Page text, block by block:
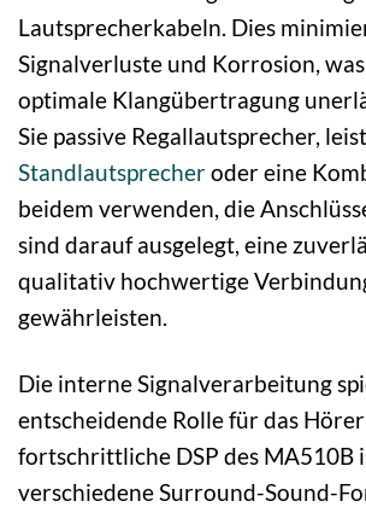
Lautsprecherkabeln. Dies
Signalverluste und Korrosion,
optimale Klangübertragung
Sie passive Regallautsprecher,
Standlautsprecheroder eine
beidem verwenden, die
sind darauf ausgelegt, eine
qualitativ hochwertige
gewährleisten.
Die interne Signalverarbeitung
entscheidende Rolle für das
fortschrittliche DSP des MA510B
verschiedene Surround-Sound-